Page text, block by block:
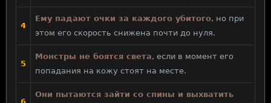
4
Ему падают очки за каждого убитого, но при
этом его скорость снижена почти до нуля.
5
Монстры не боятся света, если в момент его
попадания на кожу стоят на месте.
Они пытаются зайти со спины и выхватить